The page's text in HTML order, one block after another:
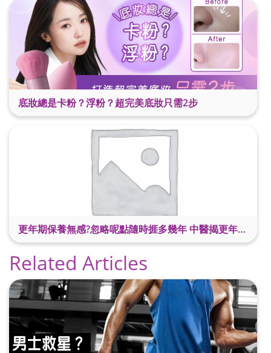
底妝總是卡粉？浮粉？超完美底妝只需2步
更年期保養無感?忽略呢點隨時捱多幾年 中醫揭更年保養關鍵 輕鬆舒適渡過更年期
Related Articles